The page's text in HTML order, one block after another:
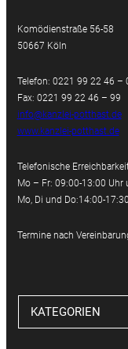
Komödienstraße 56-58
50667 Köln
Telefon: 0221 99 22 46 –
Fax: 0221 99 22 46 – 99
info@kanzlei-potthast.de
www.kanzlei-potthast.de
Telefonische
Mo – Fr: 09:00-13:00 Uhr
Mo, Di und Do:14:00-
Termine nach
KATEGORIEN